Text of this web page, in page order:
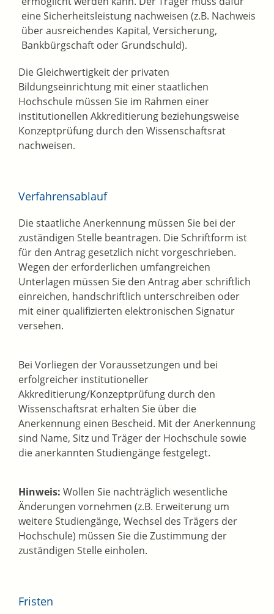
eine Sicherheitsleistung nachweisen (z.B. Nachweis
über ausreichendes Kapital, Versicherung,
Bankbürgschaft oder Grundschuld).
Die Gleichwertigkeit der privaten
Bildungseinrichtung mit einer staatlichen
Hochschule müssen Sie im Rahmen einer
institutionellen Akkreditierung beziehungsweise
Konzeptprüfung durch den Wissenschaftsrat
nachweisen.
Verfahrensablauf
Die staatliche Anerkennung müssen Sie bei der
zuständigen Stelle beantragen. Die Schriftform ist
für den Antrag gesetzlich nicht vorgeschrieben.
Wegen der erforderlichen umfangreichen
Unterlagen müssen Sie den Antrag aber schriftlich
einreichen, handschriftlich unterschreiben oder
mit einer qualifizierten elektronischen Signatur
versehen.
Bei Vorliegen der Voraussetzungen und bei
erfolgreicher institutioneller
Akkreditierung/Konzeptprüfung durch den
Wissenschaftsrat erhalten Sie über die
Anerkennung einen Bescheid. Mit der Anerkennung
sind Name, Sitz und Träger der Hochschule sowie
die anerkannten Studiengänge festgelegt.
Hinweis: Wollen Sie nachträglich wesentliche
Änderungen vornehmen (z.B. Erweiterung um
weitere Studiengänge, Wechsel des Trägers der
Hochschule) müssen Sie die Zustimmung der
zuständigen Stelle einholen.
Fristen